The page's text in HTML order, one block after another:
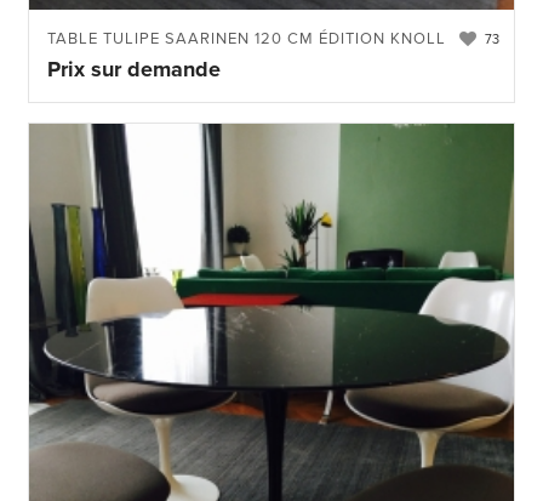
73
TABLE TULIPE SAARINEN 120 CM ÉDITION KNOLL
Prix sur demande